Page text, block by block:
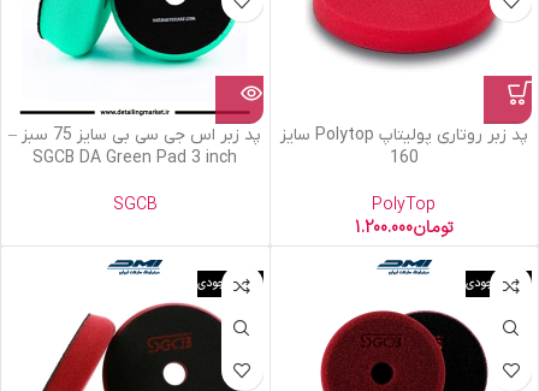
پد زبر روتاری پولیتاپ Polytop سایز
160
PolyTop
تومان1.200.000
پد زبر اس جی سی بی سایز 75 سبز –
SGCB DA Green Pad 3 inch
SGCB
اتمام موجودی اتمام موجودی